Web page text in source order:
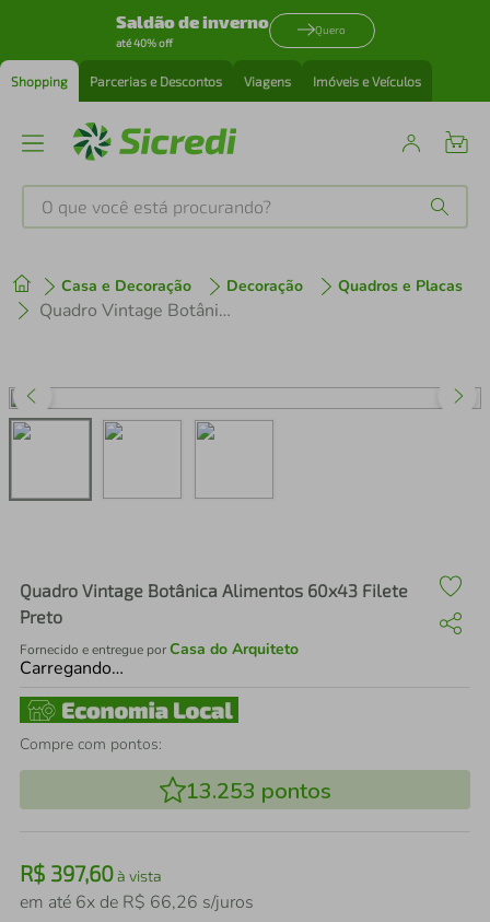
Saldão de inverno
até 40% off
Quero
Shopping Parcerias e Descontos Viagens Imóveis e Veículos
O que você está procurando?
Casa e Decoração Decoração Quadros e Placas
Quadro Vintage Botânica Alimentos 60x43 Filete Preto
Quadro Vintage Botânica Alimentos 60x43 Filete
Preto
Fornecido e entregue porCasa do Arquiteto
Carregando…
Compre com pontos:
13.253 pontos
R$ 397,60à vista
em até 6x de R$ 66,26 s/juros
1º tenis
perfume